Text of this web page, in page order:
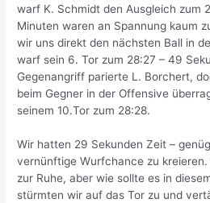
warf K. Schmidt den Ausgleich zum
Minuten waren an Spannung kaum
wir uns direkt den nächsten Ball in
warf sein 6. Tor zum 28:27 – 49
Gegenangriff parierte L. Borchert,
beim Gegner in der Offensive
seinem 10.Tor zum 28:28.
Wir hatten 29 Sekunden Zeit –
vernünftige Wurfchance zu
zur Ruhe, aber wie sollte es in
stürmten wir auf das Tor zu und